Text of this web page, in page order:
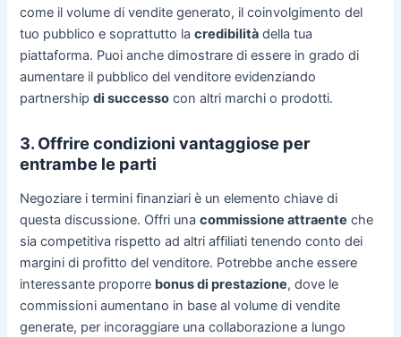
come il volume di vendite generato, il coinvolgimento del
tuo pubblico e soprattutto lacredibilità della tua
piattaforma. Puoi anche dimostrare di essere in grado di
aumentare il pubblico del venditore evidenziando
partnershipdi successo con altri marchi o prodotti.
3. Offrire condizioni vantaggiose per
entrambe le parti
Negoziare i termini finanziari è un elemento chiave di
questa discussione. Offri unacommissione attraente che
sia competitiva rispetto ad altri affiliati tenendo conto dei
margini di profitto del venditore. Potrebbe anche essere
interessante proporre bonus di prestazione, dove le
commissioni aumentano in base al volume di vendite
generate, per incoraggiare una collaborazione a lungo